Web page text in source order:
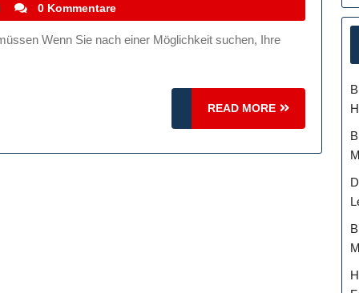
stefanocoletti
0 Kommentare
READ MORE
READ
MORE